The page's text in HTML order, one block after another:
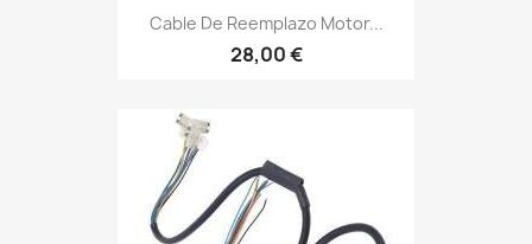
Cable De Reemplazo Motor...
28,00 €